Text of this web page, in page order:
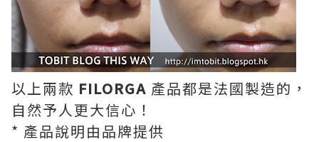
以上兩款 FILORGA 產品都是法國製造的，
自然予人更大信心！
* 產品說明由品牌提供